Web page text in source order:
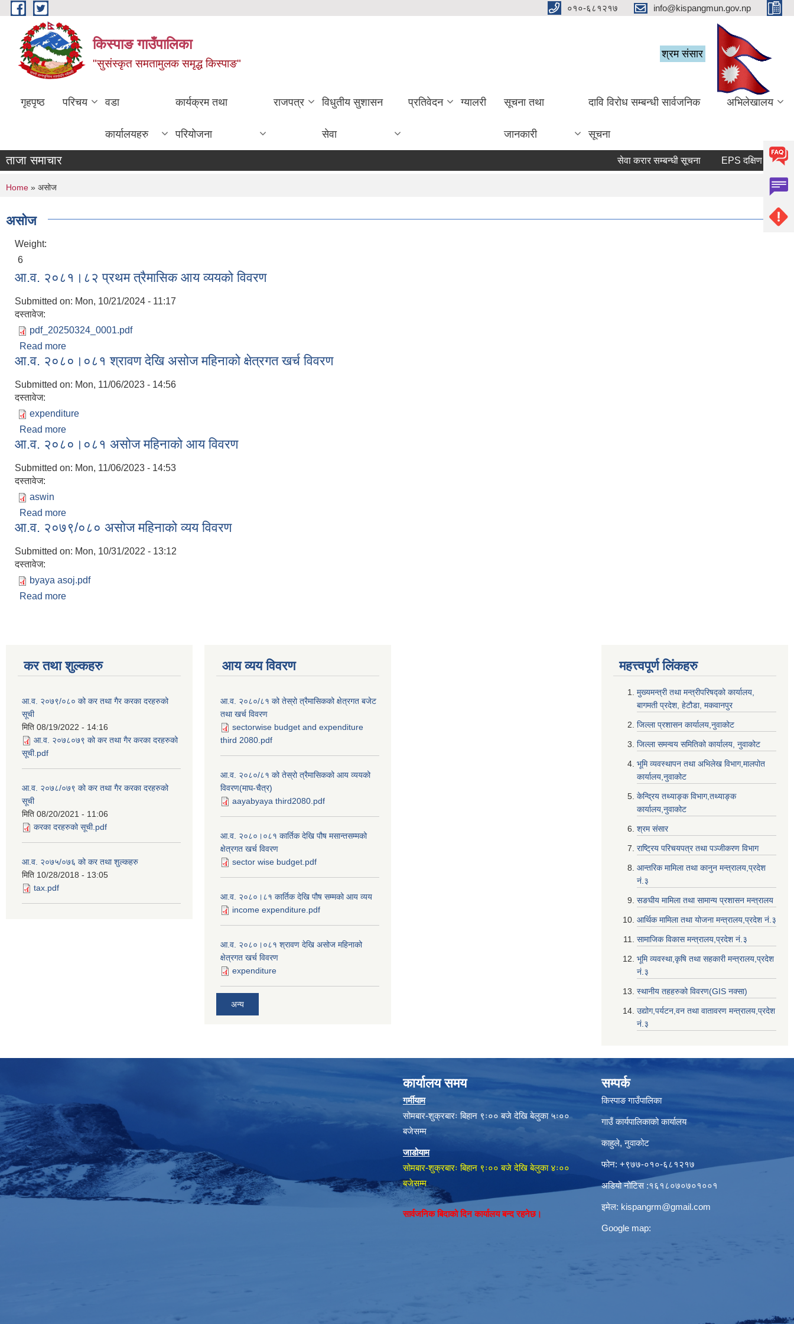
Skip to main content ०१०-६८१२१७ info@kispangmun.gov.np
किस्पाङ गाउँपालिका
"सुसंस्कृत समतामुलक समृद्ध किस्पाङ"
श्रम संसार
गृहपृष्ठ परिचय वडा
कार्यालयहरु
कार्यक्रम तथा
परियोजना
राजपत्र विधुतीय सुशासन
सेवा
प्रतिवेदन ग्यालरी सूचना तथा
जानकारी
दावि विरोध सम्बन्धी सार्वजनिक
सूचना
अभिलेखालय
ताजा समाचार सेवा करार सम्बन्धी सूचना
You are here
Home » असोज
असोज
Weight:
6
आ.व. २०८१।८२ प्रथम त्रैमासिक आय व्ययको विवरण
Submitted on: Mon, 10/21/2024 - 11:17
दस्तावेज:
pdf_20250324_0001.pdf
Read more
आ.व. २०८०।०८१ श्रावण देखि असोज महिनाको क्षेत्रगत खर्च विवरण
Submitted on: Mon, 11/06/2023 - 14:56
दस्तावेज:
expenditure
Read more
आ.व. २०८०।०८१ असोज महिनाको आय विवरण
Submitted on: Mon, 11/06/2023 - 14:53
दस्तावेज:
aswin
Read more
आ.व. २०७९/०८० असोज महिनाको व्यय विवरण
Submitted on: Mon, 10/31/2022 - 13:12
दस्तावेज:
byaya asoj.pdf
Read more
कर तथा शुल्कहरु
आ.व. २०७९/०८० को कर तथा गैर करका दरहरुको
सूची
मिति 08/19/2022 - 14:16
आ.व. २०७८०७९ को कर तथा गैर करका दरहरुको
सूची.pdf
आ.व. २०७८/०७९ को कर तथा गैर करका दरहरुको
सूची
मिति 08/20/2021 - 11:06
करका दरहरुको सूची.pdf
आ.व. २०७५/०७६ को कर तथा शुल्कहरु
मिति 10/28/2018 - 13:05
tax.pdf
आय व्यय विवरण
आ.व. २०८०/८१ को तेस्रो त्रैमासिकको क्षेत्रगत बजेट
तथा खर्च विवरण
sectorwise budget and expenditure
third 2080.pdf
आ.व. २०८०/८१ को तेस्रो त्रैमासिकको आय व्ययको
विवरण(माघ-चैत्र)
aayabyaya third2080.pdf
आ.व. २०८०।०८१ कार्तिक देखि पौष मसान्तसम्मको
क्षेत्रगत खर्च विवरण
sector wise budget.pdf
आ.व. २०८०।८१ कार्तिक देखि पौष सम्मको आय व्यय
income expenditure.pdf
आ.व. २०८०।०८१ श्रावण देखि असोज महिनाको
क्षेत्रगत खर्च विवरण
expenditure
अन्य
महत्त्वपूर्ण लि‌ंकहरु
मुख्यमन्त्री तथा मन्त्रीपरिषद्को कार्यालय,
बागमती प्रदेश, हेटौडा, मकवानपुर
जिल्ला प्रशासन कार्यालय,नुवाकोट
जिल्ला समन्वय समितिको कार्यालय, नुवाकोट
भूमि व्यवस्थापन तथा अभिलेख विभाग,मालपोत
कार्यालय,नुवाकोट
केन्द्रिय तथ्याङ्क विभाग,तथ्याङ्क
कार्यालय,नुवाकोट
श्रम संसार
राष्ट्रिय परिचयपत्र तथा पञ्जीकरण विभाग
आन्तरिक मामिला तथा कानुन मन्त्रालय,प्रदेश
नं‌‍‌‍.३
सङघीय मामिला तथा सामान्य प्रशासन मन्त्रालय
आर्थिक मामिला तथा योजना मन्त्रालय,प्रदेश नं‌‍‌‍.३
सामाजिक विकास मन्त्रालय,प्रदेश नं‌‍‌‍.३
भूमि व्यवस्था,कृषि तथा सहकारी मन्त्रालय,प्रदेश
नं‌‍‌‍.३
स्थानीय तहहरुको विवरण(GIS नक्सा)
उद्योग,पर्यटन,वन तथा वातावरण मन्त्रालय,प्रदेश
नं‌‍‌‍.३
कार्यालय समय
गर्मीयाम
सोमबार-शुक्रबारः बिहान ९ः०० बजे देखि बेलुका ५ः००
बजेसम्म
जाडोयाम
सोमबार-शुक्रबारः बिहान ९ः०० बजे देखि बेलुका ४ः००
बजेसम्म
सार्वजनिक बिदाको दिन कार्यालय बन्द रहनेछ।
सम्पर्क
किस्पाङ गाउँपालिका
गाउँ कार्यपालिकाको कार्यालय
काहुले‍‍, नुवाकोट
फोन: ‌+९७७-०१०-६८१२१७
अडियो नोटिस ‌‍:१६१८०७०७०१००१
इमेल: kispangrm@gmail.com
Google map: